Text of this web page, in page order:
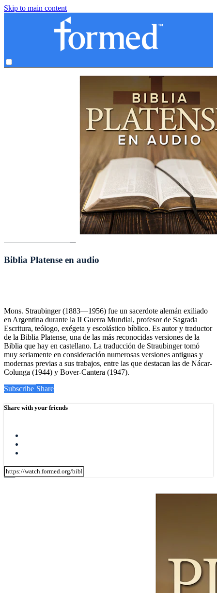
Skip to main content
Biblia Platense en audio
Mons. Straubinger (1883—1956) fue un sacerdote alemán exiliado
en Argentina durante la II Guerra Mundial, profesor de Sagrada
Escritura, teólogo, exégeta y escolástico bíblico. Es autor y traductor
de la Biblia Platense, una de las más reconocidas versiones de la
Biblia que hay en castellano. La traducción de Straubinger tomó
muy seriamente en consideración numerosas versiones antiguas y
modernas previas a sus trabajos, entre las que destacan las de Nácar-
Colunga (1944) y Bover-Cantera (1947).
Subscribe Share
Share with your friends